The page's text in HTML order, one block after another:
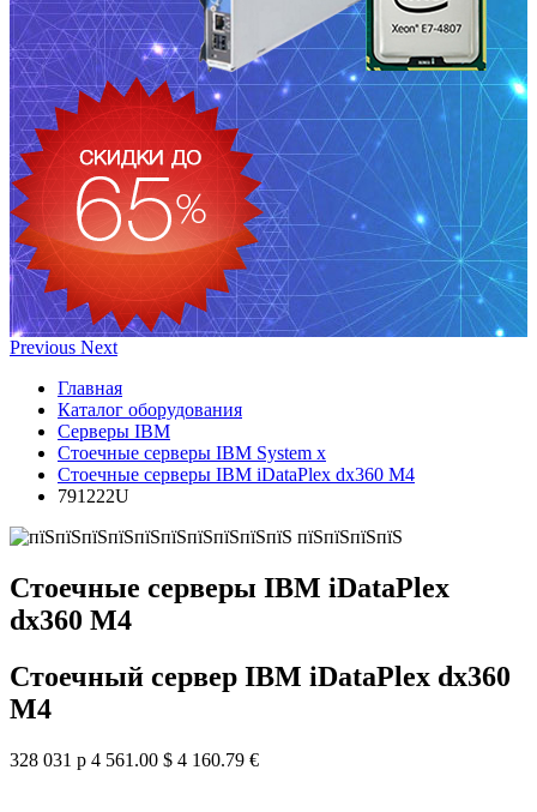
Previous Next
Главная
Каталог оборудования
Серверы IBM
Стоечные серверы IBM System x
Стоечные серверы IBM iDataPlex dx360 M4
791222U
Стоечные серверы IBM iDataPlex
dx360 M4
Стоечный сервер IBM iDataPlex dx360
M4
328 031 р 4 561.00 $ 4 160.79 €